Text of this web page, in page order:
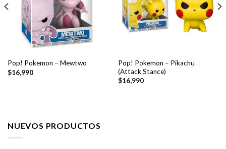
Pop! Pokemon – Mewtwo
$16,990
Pop! Pokemon – Pikachu
(Attack Stance)
$16,990
NUEVOS PRODUCTOS